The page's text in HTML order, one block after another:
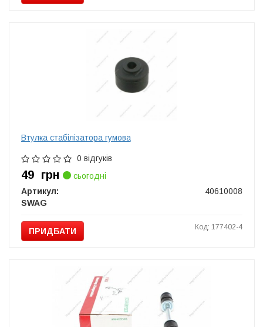
Втулка стабілізатора гумова
0 відгуків
49 грн
сьогодні
Артикул:
40610008
SWAG
ПРИДБАТИ Код: 177402-4